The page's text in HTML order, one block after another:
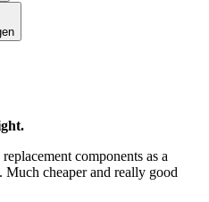
components as a
Much cheaper and really good